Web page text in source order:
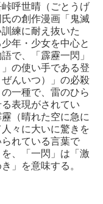
峠呼世晴（ごとうげ
の創作漫画「鬼滅
練に耐え抜いた
年・少女を中心と
で、「霹靂一閃」
の使い手である登
んいつ）」の必殺
一種で、雷のひら
表現がされてい
（晴れた空に急に
々に大いに驚きを
れている言葉で
、「一閃」は「激
」を意味する。